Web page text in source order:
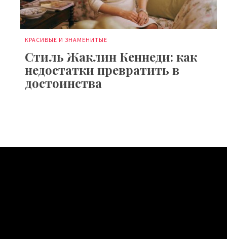
КРАСИВЫЕ И ЗНАМЕНИТЫЕ
Стиль Жаклин Кеннеди: как
недостатки превратить в
достоинства